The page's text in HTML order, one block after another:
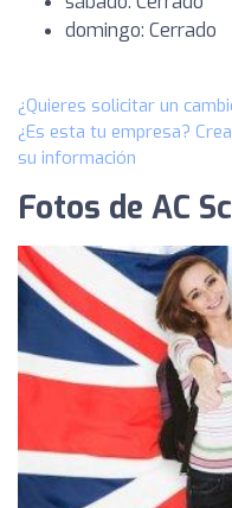
domingo: Cerrado
¿Quieres solicitar un
¿Es esta tu empresa?
su información
Fotos de AC